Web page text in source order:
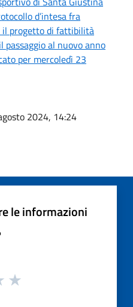
d’intesa fra
il progetto di fattibilità
passaggio al nuovo anno
per mercoledì 23
2024, 14:24
le informazioni